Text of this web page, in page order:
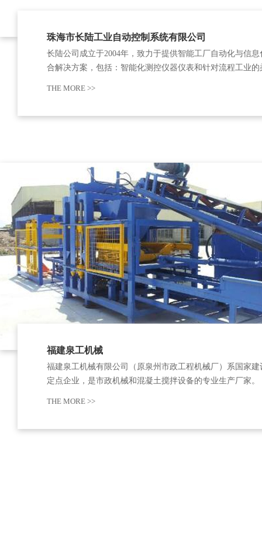
珠海市长陆工业自动控制系统有限公司
长陆公司成立于2004年，致力于提供智能工厂自动化与信息
合解决方案，包括：智能化测控仪器仪表和针对流程工业的
THE MORE >>
福建泉工机械
福建泉工机械有限公司（原泉州市政工程机械厂）系国家建
定点企业，是市政机械和混凝土搅拌设备的专业生产厂家。
THE MORE >>